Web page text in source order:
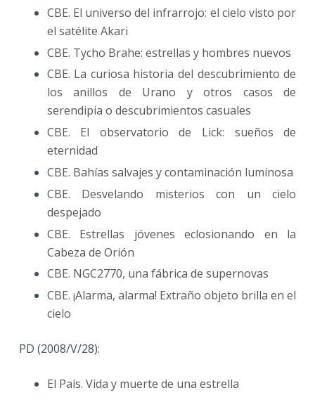
CBE. El universo del infrarrojo: el cielo visto por
el satélite Akari
CBE. Tycho Brahe: estrellas y hombres nuevos
CBE. La curiosa historia del descubrimiento de
los anillos de Urano y otros casos de
serendipia o descubrimientos casuales
CBE. El observatorio de Lick: sueños de
eternidad
CBE. Bahías salvajes y contaminación luminosa
CBE. Desvelando misterios con un cielo
despejado
CBE. Estrellas jóvenes eclosionando en la
Cabeza de Orión
CBE. NGC2770, una fábrica de supernovas
CBE. ¡Alarma, alarma! Extraño objeto brilla en el
cielo
PD (2008/V/28):
El País. Vida y muerte de una estrella